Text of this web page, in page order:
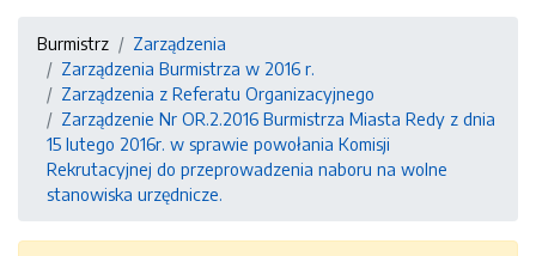
Burmistrz
Zarządzenia
Zarządzenia Burmistrza w 2016 r.
Zarządzenia z Referatu Organizacyjnego
Zarządzenie Nr OR.2.2016 Burmistrza Miasta Redy z dnia
15 lutego 2016r. w sprawie powołania Komisji
Rekrutacyjnej do przeprowadzenia naboru na wolne
stanowiska urzędnicze.